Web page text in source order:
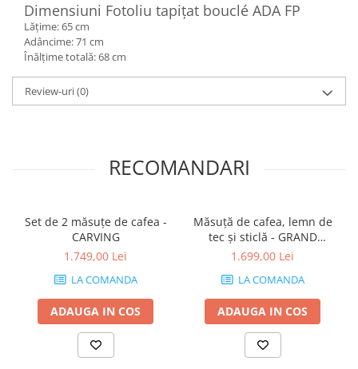
Dimensiuni Fotoliu tapițat bouclé ADA FP
Lățime: 65 cm
Adâncime: 71 cm
Înălțime totală: 68 cm
Review-uri(0)
RECOMANDARI
Set de 2 măsuțe de cafea -
CARVING
1.749,00 Lei
LA COMANDA
ADAUGA IN COS
Măsuță de cafea, lemn de
tec și sticlă - GRAND
CANYON
1.699,00 Lei
LA COMANDA
ADAUGA IN COS